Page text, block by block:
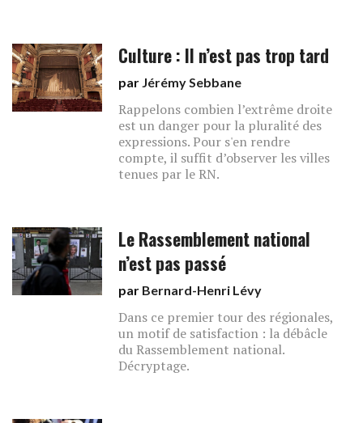
Culture : Il n’est pas trop tard
par Jérémy Sebbane
Rappelons combien l’extrême droite
est un danger pour la pluralité des
expressions. Pour s'en rendre
compte, il suffit d’observer les villes
tenues par le RN.
Le Rassemblement national
n’est pas passé
par Bernard-Henri Lévy
Dans ce premier tour des régionales,
un motif de satisfaction : la débâcle
du Rassemblement national.
Décryptage.